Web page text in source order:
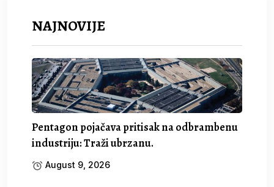
NAJNOVIJE
Pentagon pojačava pritisak na odbrambenu
industriju: Traži ubrzanu.
August 9, 2026